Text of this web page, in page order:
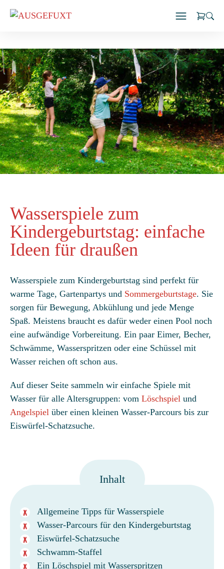
Inhalt
Wasserspiele zum
Kindergeburtstag: einfache
Ideen für draußen
Wasserspiele zum Kindergeburtstag sind perfekt für
warme Tage, Gartenpartys und Sommergeburtstage. Sie
sorgen für Bewegung, Abkühlung und jede Menge
Spaß. Meistens braucht es dafür weder einen Pool noch
eine aufwändige Vorbereitung. Ein paar Eimer, Becher,
Schwämme, Wasserspritzen oder eine Schüssel mit
Wasser reichen oft schon aus.
Auf dieser Seite sammeln wir einfache Spiele mit
Wasser für alle Altersgruppen: vom Löschspiel und
Angelspiel über einen kleinen Wasser-Parcours bis zur
Eiswürfel-Schatzsuche.
Inhalt
Allgemeine Tipps für Wasserspiele
Wasser-Parcours für den Kindergeburtstag
Eiswürfel-Schatzsuche
Schwamm-Staffel
Ein Löschspiel mit Wasserspritzen